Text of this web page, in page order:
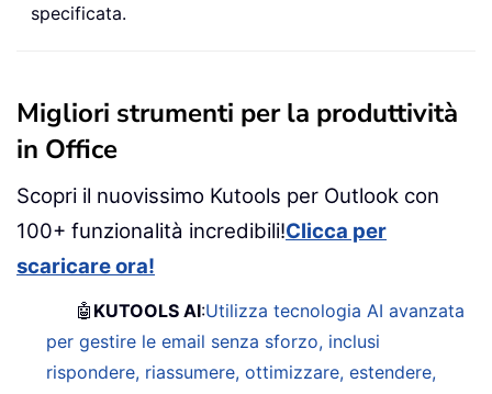
specificata.
Migliori strumenti per la produttività
in Office
Scopri il nuovissimo Kutools per Outlook con
100+ funzionalità incredibili!Clicca per
scaricare ora!
🤖 KUTOOLS AI:Utilizza tecnologia AI avanzata
per gestire le email senza sforzo, inclusi
rispondere, riassumere, ottimizzare, estendere,